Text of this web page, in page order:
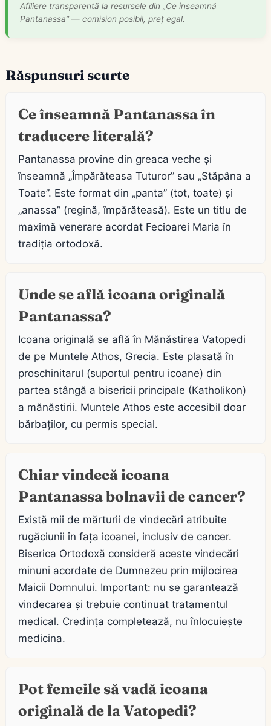
Afiliere transparentă la resursele din „Ce înseamnă
Pantanassa” — comision posibil, preț egal.
Răspunsuri scurte
Ce înseamnă Pantanassa în
traducere literală?
Pantanassa provine din greaca veche și
înseamnă „Împărăteasa Tuturor” sau „Stăpâna a
Toate”. Este format din „panta” (tot, toate) și
„anassa” (regină, împărăteasă). Este un titlu de
maximă venerare acordat Fecioarei Maria în
tradiția ortodoxă.
Unde se află icoana originală
Pantanassa?
Icoana originală se află în Mănăstirea Vatopedi
de pe Muntele Athos, Grecia. Este plasată în
proschinitarul (suportul pentru icoane) din
partea stângă a bisericii principale (Katholikon)
a mănăstirii. Muntele Athos este accesibil doar
bărbaților, cu permis special.
Chiar vindecă icoana
Pantanassa bolnavii de cancer?
Există mii de mărturii de vindecări atribuite
rugăciunii în fața icoanei, inclusiv de cancer.
Biserica Ortodoxă consideră aceste vindecări
minuni acordate de Dumnezeu prin mijlocirea
Maicii Domnului. Important: nu se garantează
vindecarea și trebuie continuat tratamentul
medical. Credința completează, nu înlocuiește
medicina.
Pot femeile să vadă icoana
originală de la Vatopedi?